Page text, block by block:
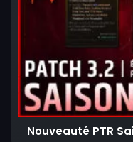
Nouveauté PTR